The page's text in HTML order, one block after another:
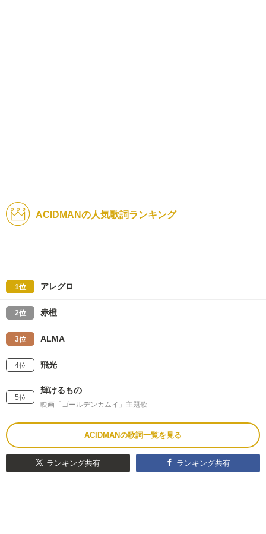
ACIDMANの人気歌詞ランキング
1位 アレグロ
2位 赤橙
3位 ALMA
4位 飛光
5位
輝けるもの
映画「ゴールデンカムイ」主題歌
ACIDMANの歌詞一覧を見る
ランキング共有 ランキング共有